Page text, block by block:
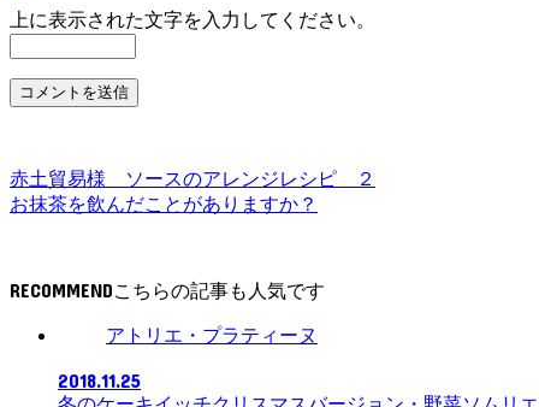
上に表示された文字を入力してください。
赤土貿易様 ソースのアレンジレシピ ２
お抹茶を飲んだことがありますか？
RECOMMEND
アトリエ・プラティーヌ
2018.11.25